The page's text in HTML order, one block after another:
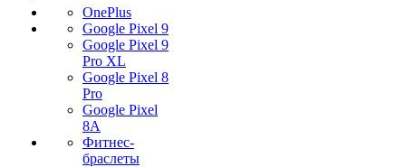
OnePlus
Google Pixel 9
Google Pixel 9
Pro XL
Google Pixel 8
Pro
Google Pixel
8A
Фитнес-
браслеты